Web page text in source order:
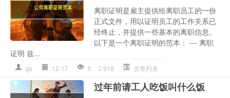
离职证明是雇主提供给离职员工的一份
正式文件，用以证明员工的工作关系已
经终止，并提供一些基本的离职信息。
以下是一个离职证明的范本： --- 离职
证明 兹...
gs 12-17 0 919 文章列表
过年前请工人吃饭叫什么饭